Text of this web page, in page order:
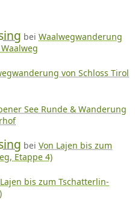
bei Waalwegwanderung
von Schloss Tirol
See Runde & Wanderung
bei Von Lajen bis zum
Etappe 4)
bis zum Tschatterlin-